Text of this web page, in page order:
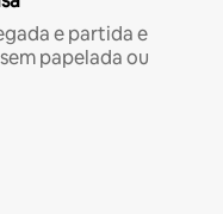
e partida e
papelada ou